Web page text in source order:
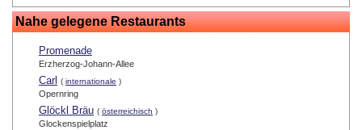
Nahe gelegene Restaurants
Promenade
Erzherzog-Johann-Allee
Carl ( internationale )
Opernring
Glöckl Bräu ( österreichisch )
Glockenspielplatz